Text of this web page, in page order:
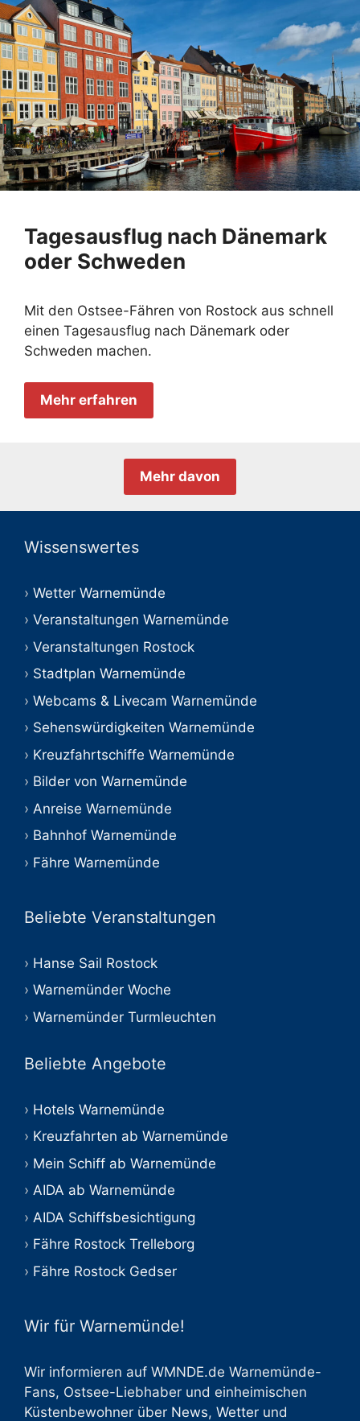
Tagesausflug nach Dänemark
oder Schweden
Mit den Ostsee-Fähren von Rostock aus schnell
einen Tagesausflug nach Dänemark oder
Schweden machen.
Mehr erfahren
Mehr davon
Wissenswertes
Wetter Warnemünde
Veranstaltungen Warnemünde
Veranstaltungen Rostock
Stadtplan Warnemünde
Webcams & Livecam Warnemünde
Sehenswürdigkeiten Warnemünde
Kreuzfahrtschiffe Warnemünde
Bilder von Warnemünde
Anreise Warnemünde
Bahnhof Warnemünde
Fähre Warnemünde
Beliebte Veranstaltungen
Hanse Sail Rostock
Warnemünder Woche
Warnemünder Turmleuchten
Beliebte Angebote
Hotels Warnemünde
Kreuzfahrten ab Warnemünde
Mein Schiff ab Warnemünde
AIDA ab Warnemünde
AIDA Schiffsbesichtigung
Fähre Rostock Trelleborg
Fähre Rostock Gedser
Wir für Warnemünde!
Wir informieren auf WMNDE.de Warnemünde-
Fans, Ostsee-Liebhaber und einheimischen
Küstenbewohner über News, Wetter und